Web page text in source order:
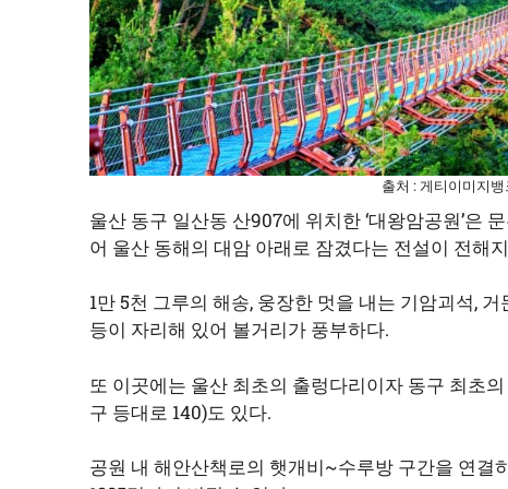
출처 : 게티이미지
울산 동구 일산동 산907에 위치한 ‘대왕암공원’은
어 울산 동해의 대암 아래로 잠겼다는 전설이 전해
1만 5천 그루의 해송, 웅장한 멋을 내는 기암괴석,
등이 자리해 있어 볼거리가 풍부하다.
또 이곳에는 울산 최초의 출렁다리이자 동구 최초
구 등대로 140)도 있다.
공원 내 해안산책로의 햇개비~수루방 구간을 연결